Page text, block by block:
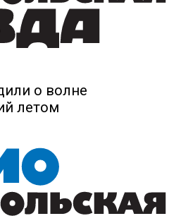
о волне
летом